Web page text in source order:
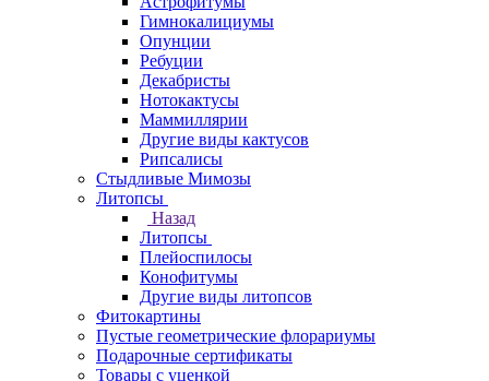
Гимнокалициумы
Опунции
Ребуции
Декабристы
Нотокактусы
Маммиллярии
Другие виды кактусов
Рипсалисы
Стыдливые Мимозы
Литопсы
Назад
Литопсы
Плейоспилосы
Конофитумы
Другие виды литопсов
Фитокартины
Пустые геометрические флорариумы
Подарочные сертификаты
Товары с уценкой